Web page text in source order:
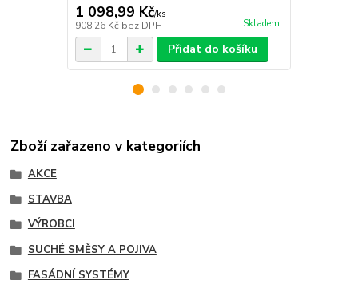
1 098,99 Kč/ks
908,26 Kč bez DPH Skladem
Přidat do košíku
Zboží zařazeno v kategoriích
AKCE
STAVBA
VÝROBCI
SUCHÉ SMĚSY A POJIVA
FASÁDNÍ SYSTÉMY